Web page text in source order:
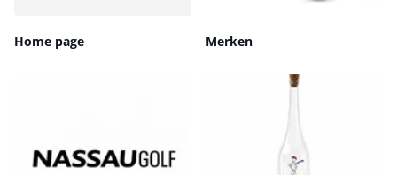
Home page Merken